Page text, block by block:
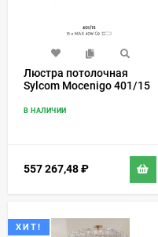
Люстра потолочная
Sylcom Mocenigo 401/15
В НАЛИЧИИ
557 267,48₽
ХИТ!